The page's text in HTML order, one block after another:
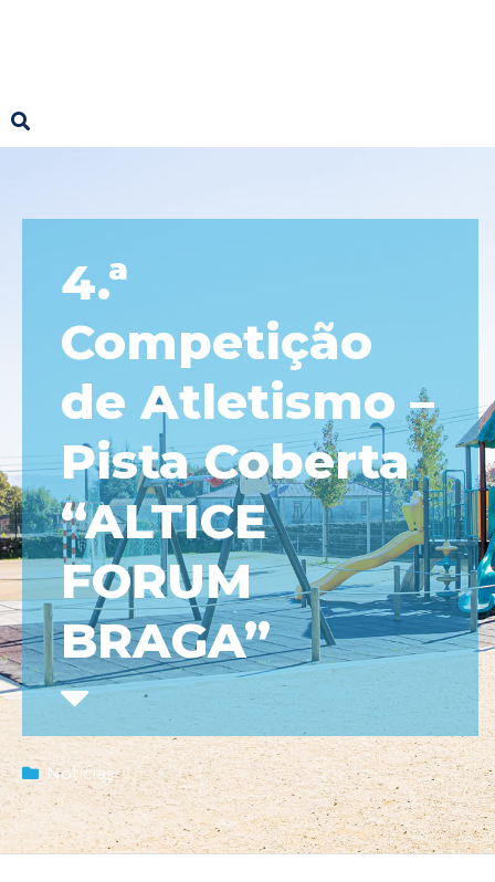
4.ª
Competição
de Atletismo –
Pista Coberta
“ALTICE
FORUM
BRAGA”
Notícias